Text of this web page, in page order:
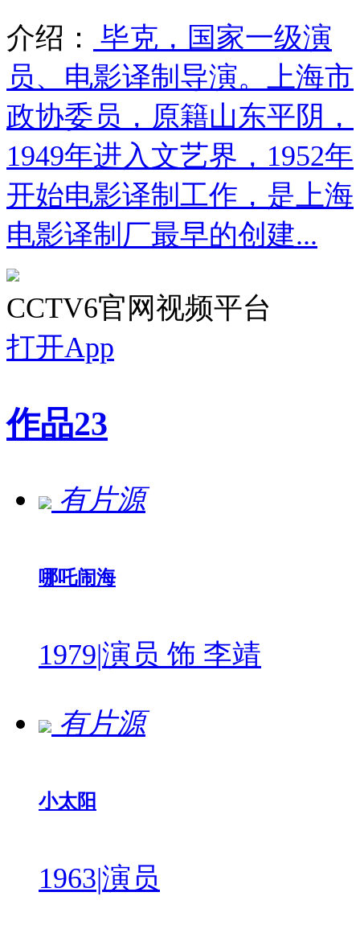
介绍：
毕克，国家一级演
员、电影译制导演。上海市
政协委员，原籍山东平阴，
1949年进入文艺界，1952年
开始电影译制工作，是上海
电影译制厂最早的创建...
CCTV6官网视频平台
打开App
作品23
有片源
哪吒闹海
1979|演员 饰 李靖
有片源
小太阳
1963|演员